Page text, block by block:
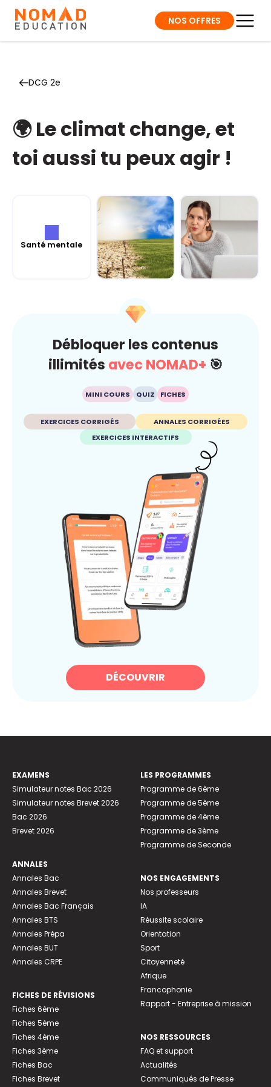
NOS OFFRES
DCG 2e
🌍 Le climat change, et
toi aussi tu peux agir !
Santé mentale
Climat
Débloquer les contenus
illimités avec NOMAD+ 🎯
MINI COURS QUIZ FICHES
EXERCICES CORRIGÉS
ANNALES CORRIGÉES
EXERCICES INTERACTIFS
DÉCOUVRIR
EXAMENS
Simulateur notes Bac 2026
Simulateur notes Brevet 2026
Bac 2026
Brevet 2026
ANNALES
Annales Bac
Annales Brevet
Annales Bac Français
Annales BTS
Annales Prépa
Annales BUT
Annales CRPE
FICHES DE RÉVISIONS
Fiches 6ème
Fiches 5ème
Fiches 4ème
Fiches 3ème
Fiches Bac
Fiches Brevet
LES PROGRAMMES
Programme de 6ème
Programme de 5ème
Programme de 4ème
Programme de 3ème
Programme de Seconde
NOS ENGAGEMENTS
Nos professeurs
IA
Réussite scolaire
Orientation
Sport
Citoyenneté
Afrique
Francophonie
Rapport - Entreprise à mission
NOS RESSOURCES
FAQ et support
Actualités
Communiqués de Presse